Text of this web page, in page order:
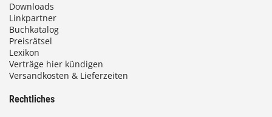
€
Downloads
Linkpartner
Buchkatalog
Preisrätsel
Lexikon
Verträge hier kündigen
Versandkosten & Lieferzeiten
Rechtliches